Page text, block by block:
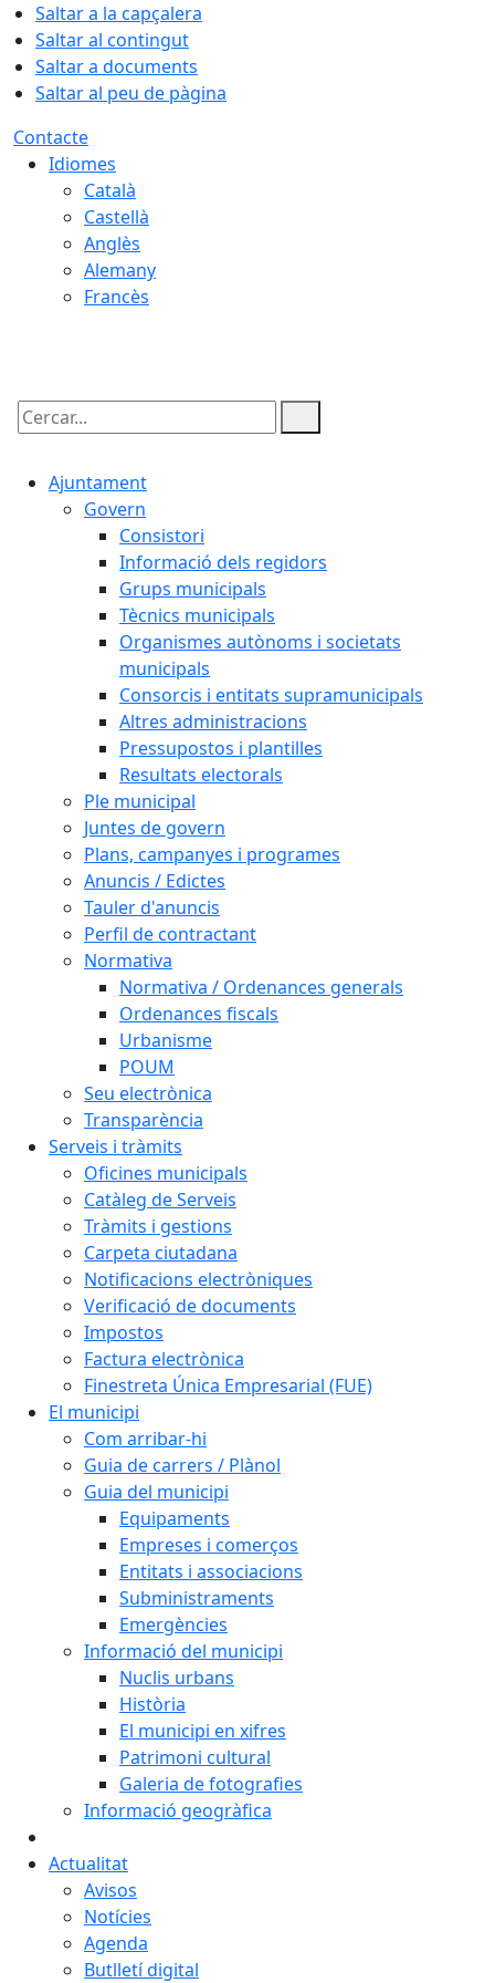
Saltar a la capçalera
Saltar al contingut
Saltar a documents
Saltar al peu de pàgina
Contacte
Idiomes
Català
Castellà
Anglès
Alemany
Francès
Cercar:
Ajuntament
Govern
Consistori
Informació dels regidors
Grups municipals
Tècnics municipals
Organismes autònoms i societats
municipals
Consorcis i entitats supramunicipals
Altres administracions
Pressupostos i plantilles
Resultats electorals
Ple municipal
Juntes de govern
Plans, campanyes i programes
Anuncis / Edictes
Tauler d'anuncis
Perfil de contractant
Normativa
Normativa / Ordenances generals
Ordenances fiscals
Urbanisme
POUM
Seu electrònica
Transparència
Serveis i tràmits
Oficines municipals
Catàleg de Serveis
Tràmits i gestions
Carpeta ciutadana
Notificacions electròniques
Verificació de documents
Impostos
Factura electrònica
Finestreta Única Empresarial (FUE)
El municipi
Com arribar-hi
Guia de carrers / Plànol
Guia del municipi
Equipaments
Empreses i comerços
Entitats i associacions
Subministraments
Emergències
Informació del municipi
Nuclis urbans
Història
El municipi en xifres
Patrimoni cultural
Galeria de fotografies
Informació geogràfica
Actualitat
Avisos
Notícies
Agenda
Butlletí digital